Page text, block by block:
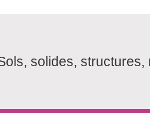
solides, structures,